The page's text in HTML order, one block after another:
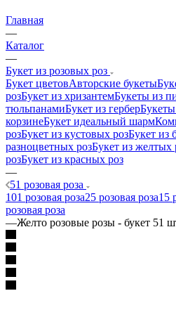
Главная
—
Каталог
—
Букет из розовых роз
Букет цветовАвторские букеты
розБукет из хризантемБукеты из
тюльпанамиБукет из гербер
корзинеБукет идеальный шарм
розБукет из кустовых розБукет из
разноцветных розБукет из желтых
розБукет из красных роз
—
51 розовая роза
101 розовая роза25 розовая роза15
розовая роза
—Желто розовые розы - букет 51